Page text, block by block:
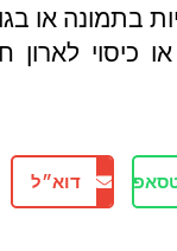
בתמונה או
כיסוי לארון
דוא״ל